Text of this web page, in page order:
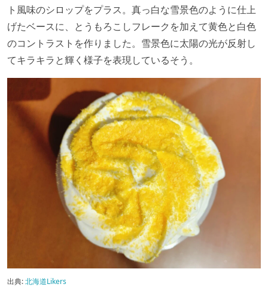
ト風味のシロップをプラス。真っ白な雪景色のように仕上
げたベースに、とうもろこしフレークを加えて黄色と白色
のコントラストを作りました。雪景色に太陽の光が反射し
てキラキラと輝く様子を表現しているそう。
出典:北海道Likers